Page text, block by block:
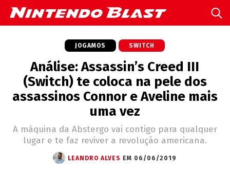
JOGAMOS SWITCH
Análise: Assassin’s Creed III
(Switch) te coloca na pele dos
assassinos Connor e Aveline mais
uma vez
A máquina da Abstergo vai contigo para qualquer
lugar e te faz reviver a revolução americana.
LEANDRO ALVES EM 06/06/2019